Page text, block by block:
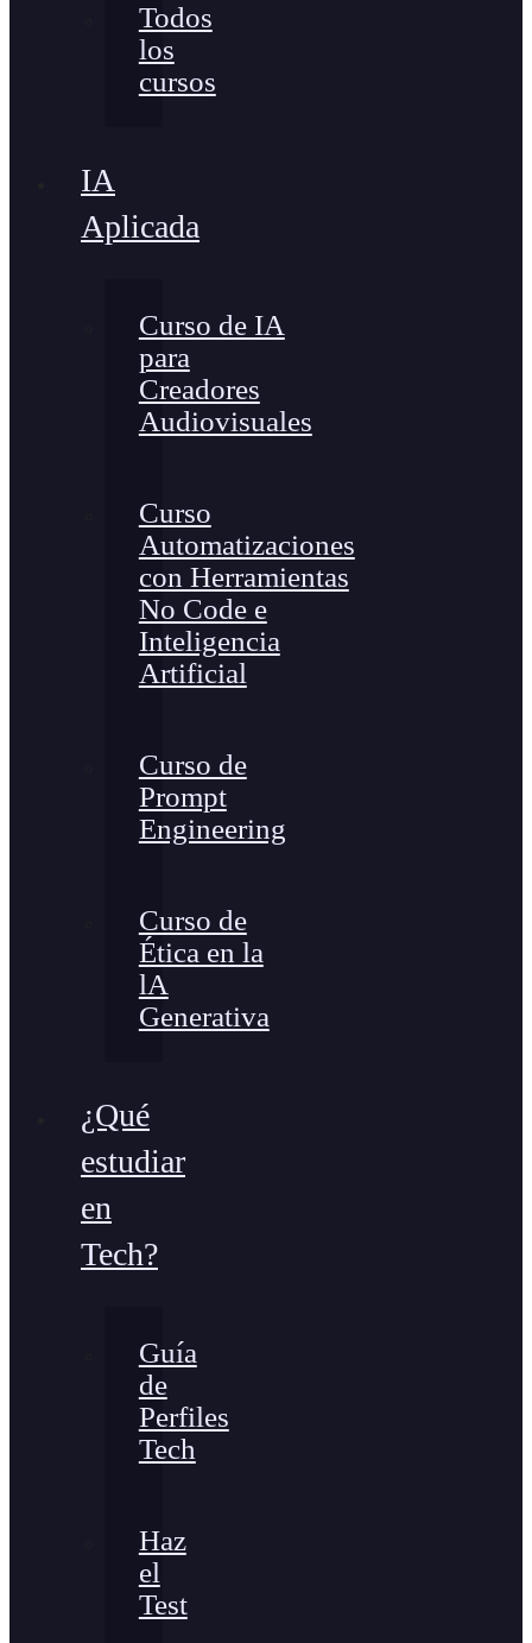
Todos
los
cursos
IA
Aplicada
Curso de IA
para
Creadores
Audiovisuales
Curso
Automatizaciones
con Herramientas
No Code e
Inteligencia
Artificial
Curso de
Prompt
Engineering
Curso de
Ética en la
lA
Generativa
¿Qué
estudiar
en
Tech?
Guía
de
Perfiles
Tech
Haz
el
Test